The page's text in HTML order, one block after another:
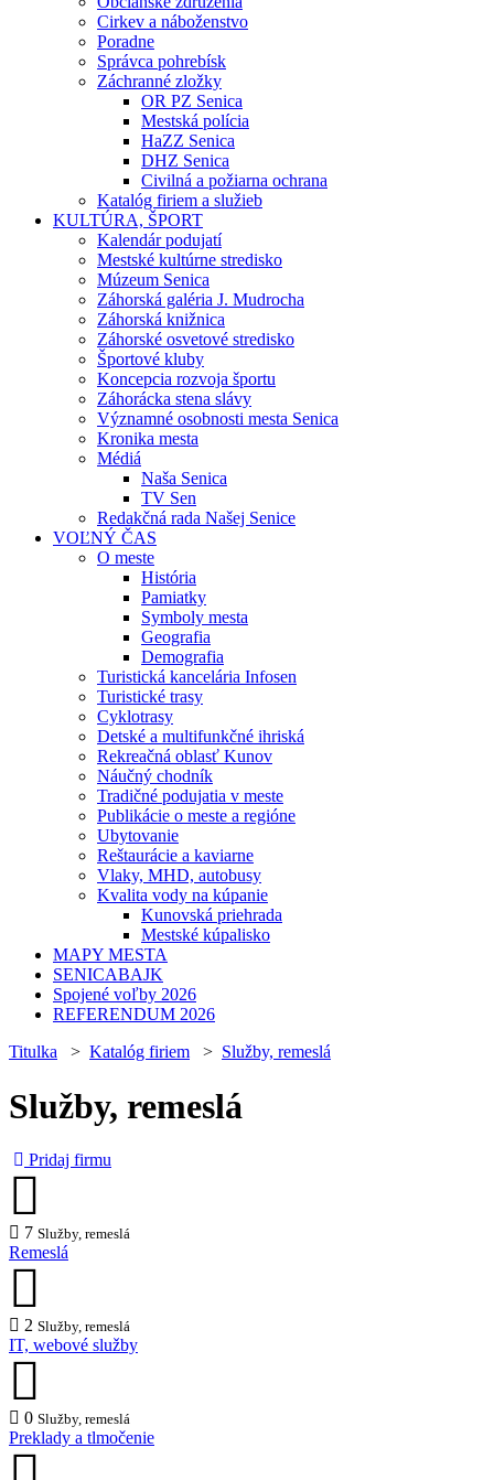
Cirkev a náboženstvo
Poradne
Správca pohrebísk
Záchranné zložky
OR PZ Senica
Mestská polícia
HaZZ Senica
DHZ Senica
Civilná a požiarna ochrana
Katalóg firiem a služieb
KULTÚRA, ŠPORT
Kalendár podujatí
Mestské kultúrne stredisko
Múzeum Senica
Záhorská galéria J. Mudrocha
Záhorská knižnica
Záhorské osvetové stredisko
Športové kluby
Koncepcia rozvoja športu
Záhorácka stena slávy
Významné osobnosti mesta Senica
Kronika mesta
Médiá
Naša Senica
TV Sen
Redakčná rada Našej Senice
VOĽNÝ ČAS
O meste
História
Pamiatky
Symboly mesta
Geografia
Demografia
Turistická kancelária Infosen
Turistické trasy
Cyklotrasy
Detské a multifunkčné ihriská
Rekreačná oblasť Kunov
Náučný chodník
Tradičné podujatia v meste
Publikácie o meste a regióne
Ubytovanie
Reštaurácie a kaviarne
Vlaky, MHD, autobusy
Kvalita vody na kúpanie
Kunovská priehrada
Mestské kúpalisko
MAPY MESTA
SENICABAJK
Spojené voľby 2026
REFERENDUM 2026
Titulka > Katalóg firiem > Služby, remeslá
Služby, remeslá
Pridaj firmu
7 Služby, remeslá
Remeslá
2 Služby, remeslá
IT, webové služby
0 Služby, remeslá
Preklady a tlmočenie